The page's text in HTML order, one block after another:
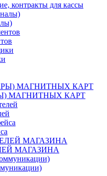
контракты для кассы
МАГНИТНЫХ КАРТ
МАГАЗИНА